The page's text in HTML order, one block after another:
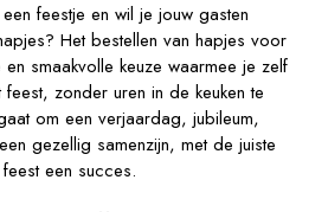
feestje en wil je jouw gasten
Het bestellen van hapjes voor
smaakvolle keuze waarmee je zelf
zonder uren in de keuken te
om een verjaardag, jubileum,
gezellig samenzijn, met de juiste
een succes.